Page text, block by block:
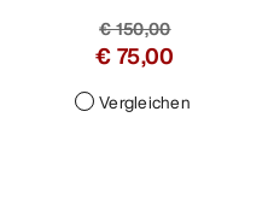
€ 150,00
€ 75,00
Vergleichen